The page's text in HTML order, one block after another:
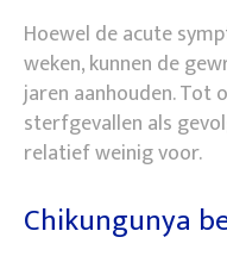
Hoewel de acute
weken, kunnen de
jaren aanhouden. Tot
sterfgevallen als
relatief weinig voor.
Chikungunya